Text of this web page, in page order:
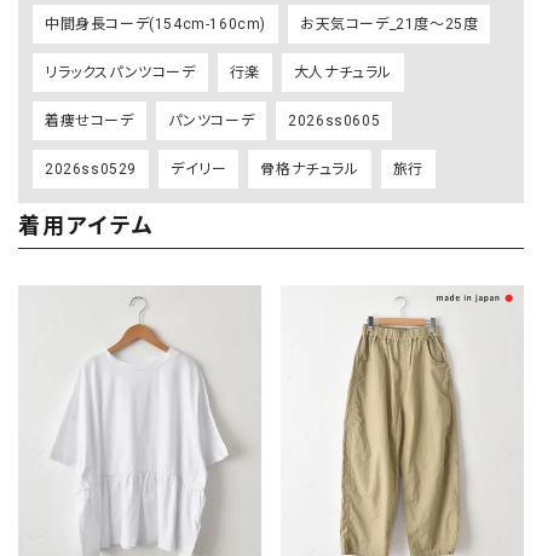
中間身長コーデ(154cm-160cm) お天気コーデ_21度～25度
リラックスパンツコーデ 行楽 大人ナチュラル
着痩せコーデ パンツコーデ 2026ss0605
2026ss0529 デイリー 骨格ナチュラル 旅行
着用アイテム